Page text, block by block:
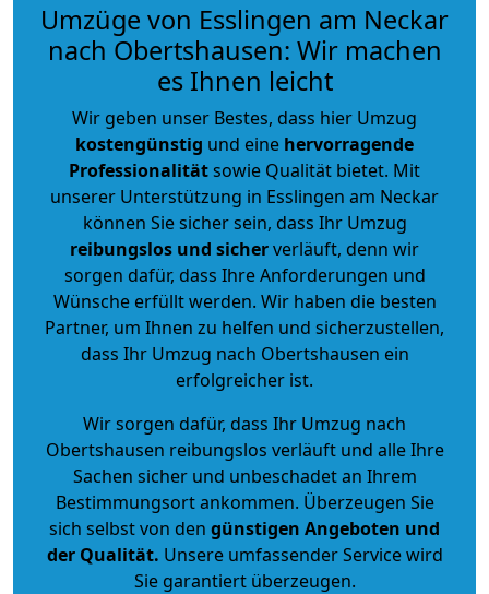
Umzüge von Esslingen am Neckar
nach Obertshausen: Wir machen
es Ihnen leicht
Wir geben unser Bestes, dass hier Umzug
kostengünstig und eine hervorragende
Professionalitätsowie Qualität bietet. Mit
unserer Unterstützung in Esslingen am Neckar
können Sie sicher sein, dass Ihr Umzug
reibungslos und sicherverläuft, denn wir
sorgen dafür, dass Ihre Anforderungen und
Wünsche erfüllt werden. Wir haben die besten
Partner, um Ihnen zu helfen und sicherzustellen,
dass Ihr Umzug nach Obertshausen ein
erfolgreicher ist.
Wir sorgen dafür, dass Ihr Umzug nach
Obertshausen reibungslos verläuft und alle Ihre
Sachen sicher und unbeschadet an Ihrem
Bestimmungsort ankommen. Überzeugen Sie
sich selbst von den günstigen Angeboten und
der Qualität. Unsere umfassender Service wird
Sie garantiert überzeugen.